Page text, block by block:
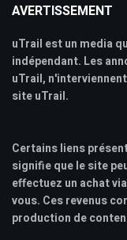
AVERTISSEMENT
uTrail est un media
indépendant. Les
uTrail,
site uTrail.
Certains liens
signifie que le site
effectuez un achat
vous. Ces revenus
production de